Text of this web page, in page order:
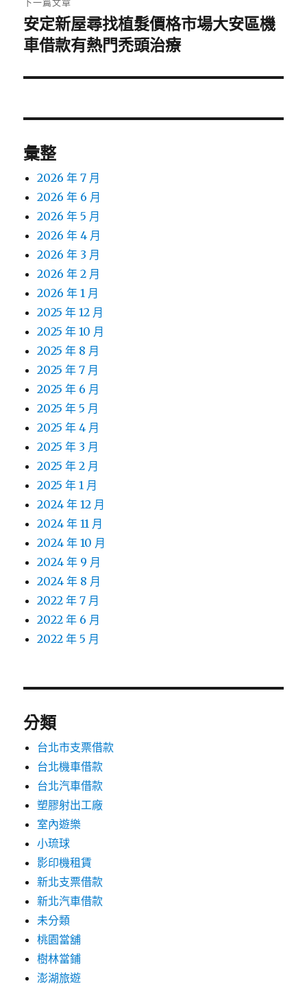
下
一
文
安定新屋尋找植髮價格市場大安區機
車借款有熱門禿頭治療
彙整
2026 年 7 月
2026 年 6 月
2026 年 5 月
2026 年 4 月
2026 年 3 月
2026 年 2 月
2026 年 1 月
2025 年 12 月
2025 年 10 月
2025 年 8 月
2025 年 7 月
2025 年 6 月
2025 年 5 月
2025 年 4 月
2025 年 3 月
2025 年 2 月
2025 年 1 月
2024 年 12 月
2024 年 11 月
2024 年 10 月
2024 年 9 月
2024 年 8 月
2022 年 7 月
2022 年 6 月
2022 年 5 月
分類
台北市支票借款
台北機車借款
台北汽車借款
塑膠射出工廠
室內遊樂
小琉球
影印機租賃
新北支票借款
新北汽車借款
未分類
桃園當舖
樹林當鋪
澎湖旅遊